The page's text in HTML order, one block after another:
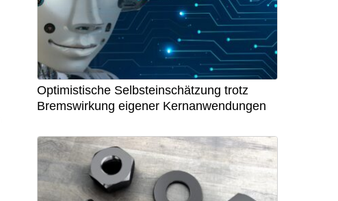
Optimistische Selbsteinschätzung trotz
Bremswirkung eigener Kernanwendungen